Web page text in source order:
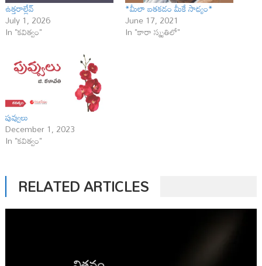
ఉత్తరాల్లేవ్
July 1, 2026
In "కవిత్వం"
*మీలా బ‌త‌క‌డం మీకే సాధ్యం*
June 17, 2021
In "కారా స్మృతిలో"
పువ్వులు
December 1, 2023
In "కవిత్వం"
RELATED ARTICLES